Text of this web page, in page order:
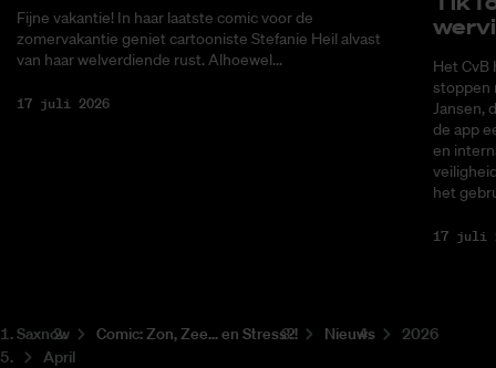
Fijne vakantie! In haar laatste comic voor de
zomervakantie geniet cartooniste Stefanie Heil alvast
van haar welverdiende rust. Alhoewel...
17 juli 2026
Het CvB
stoppen
Jansen,
de app
en
het
17 juli
Saxnow Co­mic: Zon, Zee... en Stress?! Nieuws
2026
April